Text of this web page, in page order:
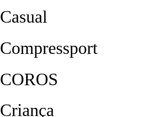
Casual
Compressport
COROS
Criança